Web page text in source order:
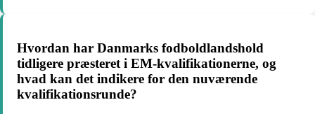
Hvordan har Danmarks fodboldlandshold
tidligere præsteret i EM-kvalifikationerne, og
hvad kan det indikere for den nuværende
kvalifikationsrunde?